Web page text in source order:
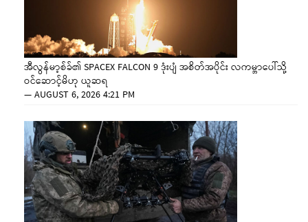
အီလွန်မာ့စ်ခ်၏ SPACEX FALCON 9 ဒုံးပျံ အစိတ်အပိုင်း လကမ္ဘာပေါ်သို့
ဝင်ဆောင့်မိဟု ယူဆရ
—AUGUST 6, 2026 4:21 PM